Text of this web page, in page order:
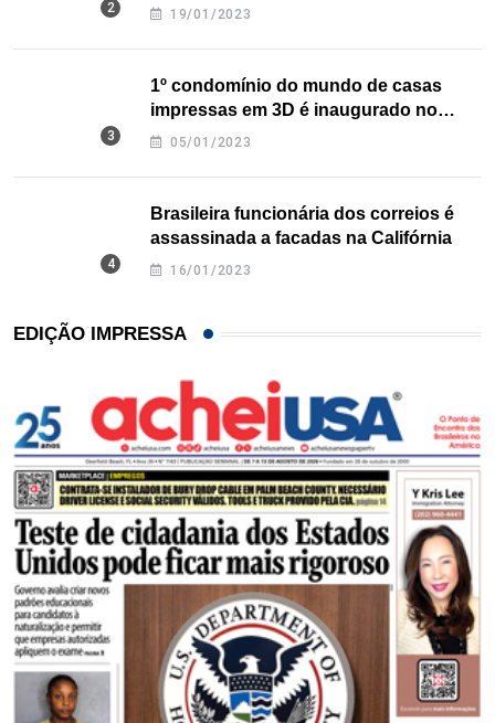
nos EUA
19/01/2023
1º condomínio do mundo de casas
impressas em 3D é inaugurado no
Texas
05/01/2023
Brasileira funcionária dos correios é
assassinada a facadas na Califórnia
16/01/2023
EDIÇÃO IMPRESSA